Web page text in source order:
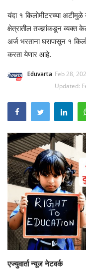
English Marathi
यंदा १ किलोमीटरच्या
क्षेत्रातील तज्ज्ञांकडून व्यक्त
अर्ज भरताना घरापासून १
करता येणार आहे.
Eduvarta Feb 28,
Updated: